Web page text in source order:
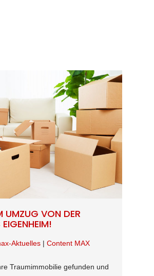
UMZUG VON DER
Aktuelles| Content MAX
Traumimmobilie gefunden und